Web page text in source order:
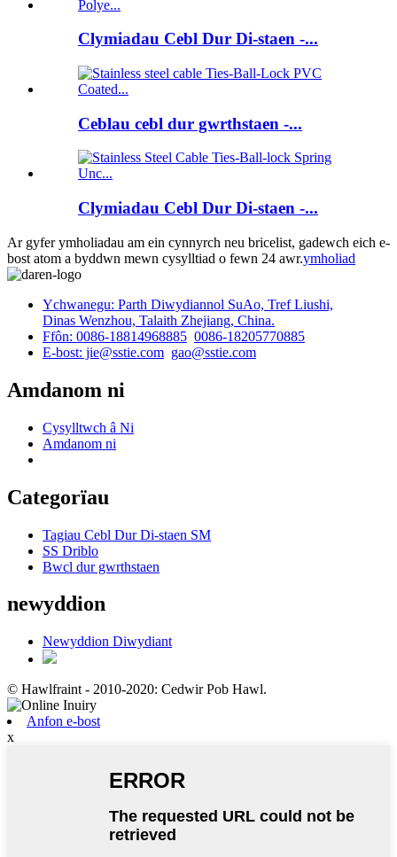
Clymiadau Cebl Dur Di-staen -...
Ceblau cebl dur gwrthstaen -...
Clymiadau Cebl Dur Di-staen -...
Ar gyfer ymholiadau am ein cynnyrch neu bricelist, gadewch eich e-
bost atom a byddwn mewn cysylltiad o fewn 24 awr.ymholiad
Ychwanegu: Parth Diwydiannol SuAo, Tref Liushi,
Dinas Wenzhou, Talaith Zhejiang, China.
Ffôn: 0086-18814968885 0086-18205770885
E-bost: jie@sstie.com gao@sstie.com
Amdanom ni
Cysylltwch â Ni
Amdanom ni
Categorïau
Tagiau Cebl Dur Di-staen SM
SS Driblo
Bwcl dur gwrthstaen
newyddion
Newyddion Diwydiant
© Hawlfraint - 2010-2020: Cedwir Pob Hawl.
Anfon e-bost
x